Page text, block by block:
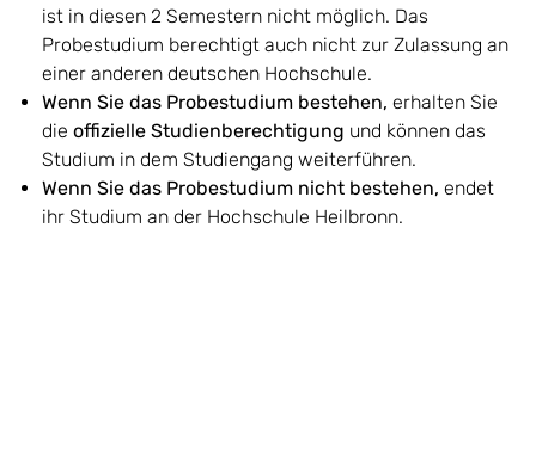
ist in diesen 2 Semestern nicht möglich. Das
Probestudium berechtigt auch nicht zur Zulassung an
einer anderen deutschen Hochschule.
Wenn Sie das Probestudium bestehen, erhalten Sie
die offizielle Studienberechtigung und können das
Studium in dem Studiengang weiterführen.
Wenn Sie das Probestudium nicht bestehen, endet
ihr Studium an der Hochschule Heilbronn.